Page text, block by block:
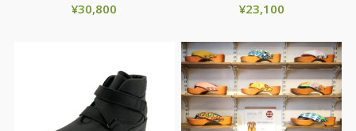
¥30,800 ¥23,100